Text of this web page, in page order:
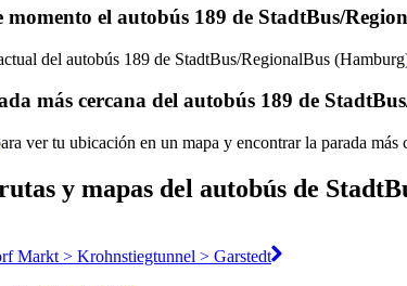
momento el autobús 189 de StadtBus/
del autobús 189 de StadtBus/RegionalBus
más cercana del autobús 189 de
ver tu ubicación en un mapa y encontrar la parada más
y mapas del autobús de
Markt > Krohnstiegtunnel > Garstedt